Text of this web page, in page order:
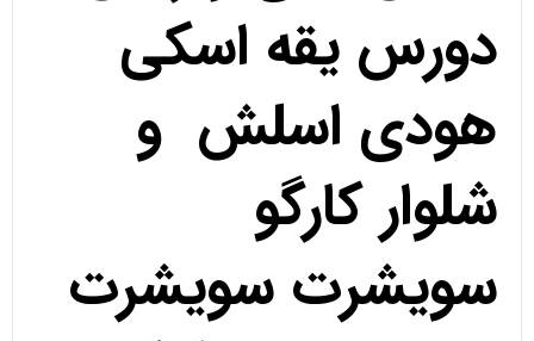
دورس یقه اسکی
هودی اسلش و
شلوار کارگو
سویشرت سویشرت